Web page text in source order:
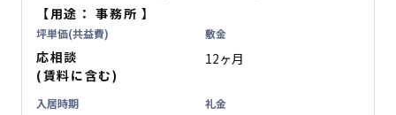
【用途：事務所 】
坪単価(共益費)
応相談
(賃料に含む)
敷金
12ヶ月
入居時期 礼金